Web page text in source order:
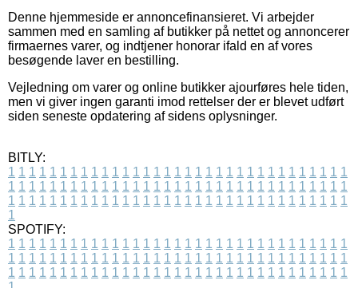
Denne hjemmeside er annoncefinansieret. Vi arbejder
sammen med en samling af butikker på nettet og annoncerer
firmaernes varer, og indtjener honorar ifald en af vores
besøgende laver en bestilling.
Vejledning om varer og online butikker ajourføres hele tiden,
men vi giver ingen garanti imod rettelser der er blevet udført
siden seneste opdatering af sidens oplysninger.
BITLY:
1 1 1 1 1 1 1 1 1 1 1 1 1 1 1 1 1 1 1 1 1 1 1 1 1 1 1 1 1 1 1 1 1
1 1 1 1 1 1 1 1 1 1 1 1 1 1 1 1 1 1 1 1 1 1 1 1 1 1 1 1 1 1 1 1 1
1 1 1 1 1 1 1 1 1 1 1 1 1 1 1 1 1 1 1 1 1 1 1 1 1 1 1 1 1 1 1 1 1
1
SPOTIFY:
1 1 1 1 1 1 1 1 1 1 1 1 1 1 1 1 1 1 1 1 1 1 1 1 1 1 1 1 1 1 1 1 1
1 1 1 1 1 1 1 1 1 1 1 1 1 1 1 1 1 1 1 1 1 1 1 1 1 1 1 1 1 1 1 1 1
1 1 1 1 1 1 1 1 1 1 1 1 1 1 1 1 1 1 1 1 1 1 1 1 1 1 1 1 1 1 1 1 1